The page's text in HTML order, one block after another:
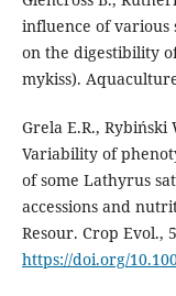
influence of various
on the digestibility
mykiss).
Grela E.R., Rybiński
Variability of
of some Lathyrus
accessions and
Resour. Crop Evol.,
https://doi.org/